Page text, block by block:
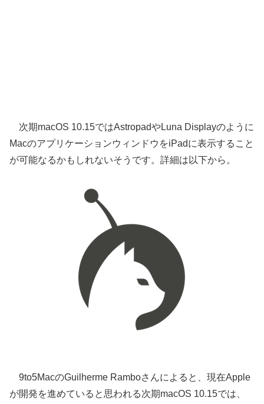
次期macOS 10.15ではAstropadやLuna Displayのように
MacのアプリケーションウィンドウをiPadに表示すること
が可能なるかもしれないそうです。詳細は以下から。
9to5MacのGuilherme Ramboさんによると、現在Apple
が開発を進めていると思われる次期macOS 10.15では、